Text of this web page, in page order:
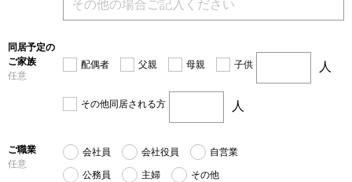
同居予定の
ご家族
任意
配偶者 父親 母親 子供 人
その他同居される方 人
ご職業
任意
会社員 会社役員 自営業
公務員 主婦 その他